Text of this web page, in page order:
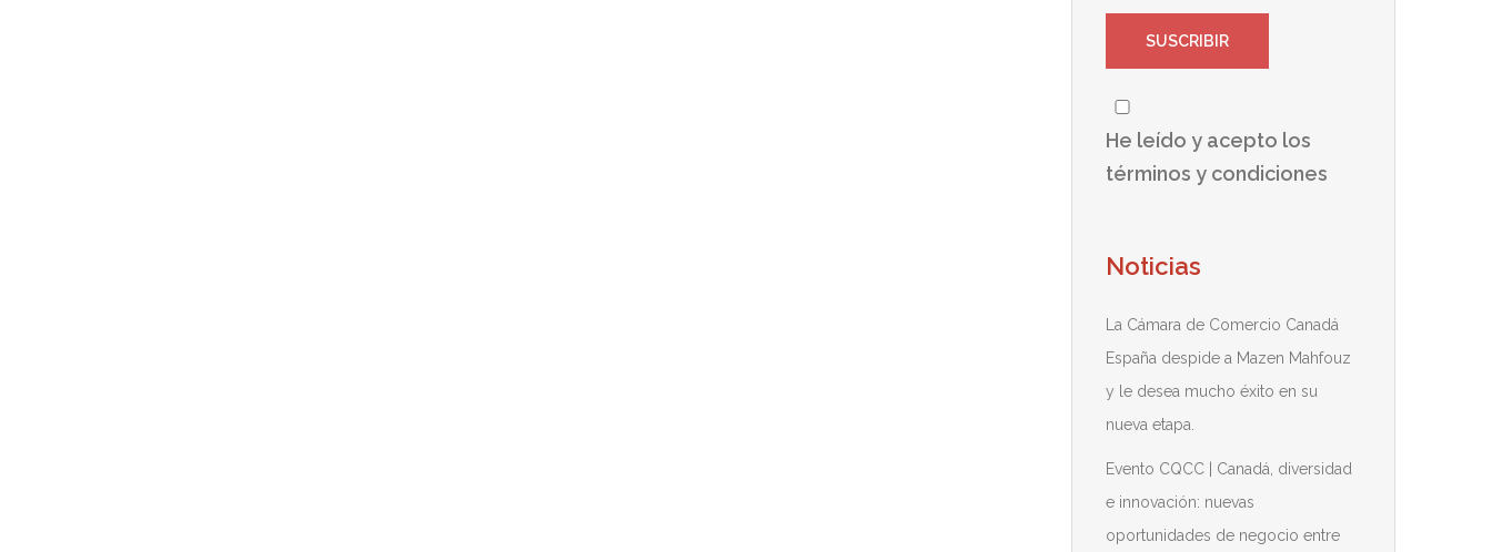
He leído y acepto los
términos y condiciones
Noticias
La Cámara de Comercio Canadá
España despide a Mazen Mahfouz
y le desea mucho éxito en su
nueva etapa.
Evento CQCC | Canadá, diversidad
e innovación: nuevas
oportunidades de negocio entre